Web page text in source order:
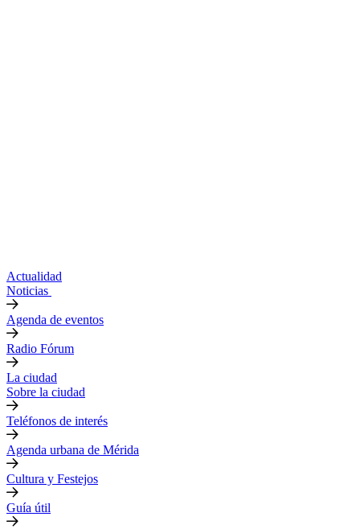
Actualidad
Noticias
Agenda de eventos
Radio Fórum
La ciudad
Sobre la ciudad
Teléfonos de interés
Agenda urbana de Mérida
Cultura y Festejos
Guía útil